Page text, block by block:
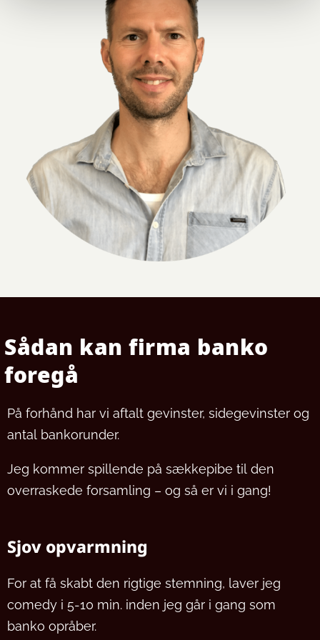
Sådan kan firma banko
foregå
På forhånd har vi aftalt gevinster, sidegevinster og
antal bankorunder.
Jeg kommer spillende på sækkepibe til den
overraskede forsamling – og så er vi i gang!
Sjov opvarmning
For at få skabt den rigtige stemning, laver jeg
comedy i 5-10 min. inden jeg går i gang som
banko opråber.